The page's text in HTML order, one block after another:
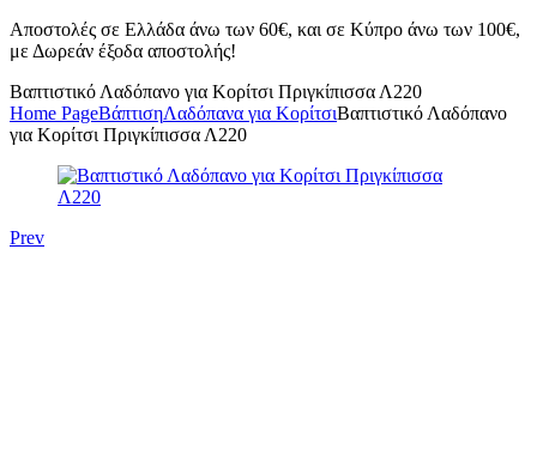
Αποστολές σε Ελλάδα άνω των 60€, και σε Κύπρο άνω των 100€,
με Δωρεάν έξοδα αποστολής!
Βαπτιστικό Λαδόπανο για Κορίτσι Πριγκίπισσα Λ220
Home PageΒάπτισηΛαδόπανα για ΚορίτσιΒαπτιστικό Λαδόπανο
για Κορίτσι Πριγκίπισσα Λ220
Prev